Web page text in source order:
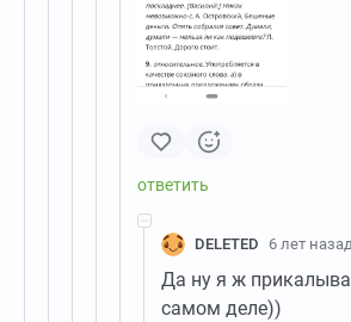
DELETED 6 лет назад
Да ну я ж
самом деле))